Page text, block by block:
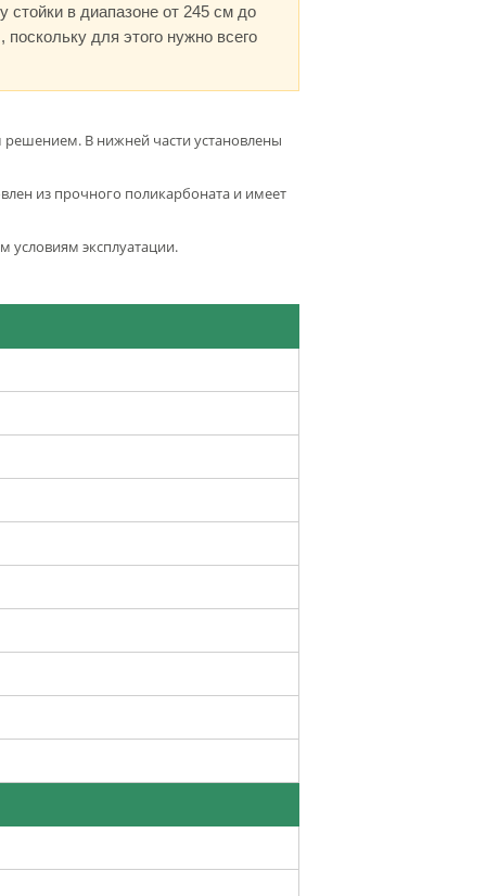
стойки в диапазоне от 245 см до
для этого нужно всего
решением. В нижней части установлены
из прочного поликарбоната и имеет
условиям эксплуатации.